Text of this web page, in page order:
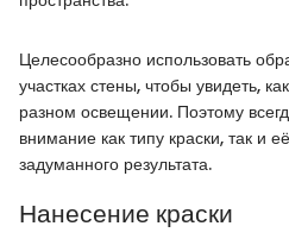
Целесообразно использовать
участках стены, чтобы увидеть,
разном освещении. Поэтому
внимание как типу краски, так и
задуманного результата.
Нанесение краски